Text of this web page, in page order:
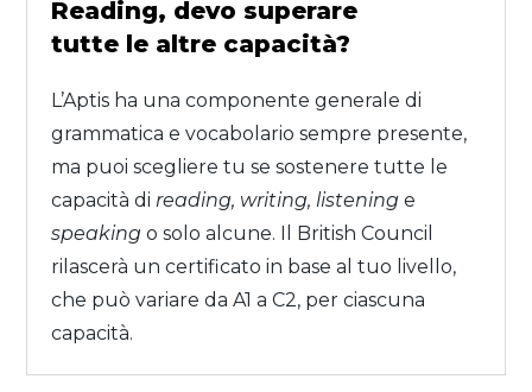
Reading, devo superare
tutte le altre capacità?
L’Aptis ha una componente generale di
grammatica e vocabolario sempre presente,
ma puoi scegliere tu se sostenere tutte le
capacità direading, writing, listeninge
speaking o solo alcune. Il British Council
rilascerà un certificato in base al tuo livello,
che può variare da A1 a C2, per ciascuna
capacità.